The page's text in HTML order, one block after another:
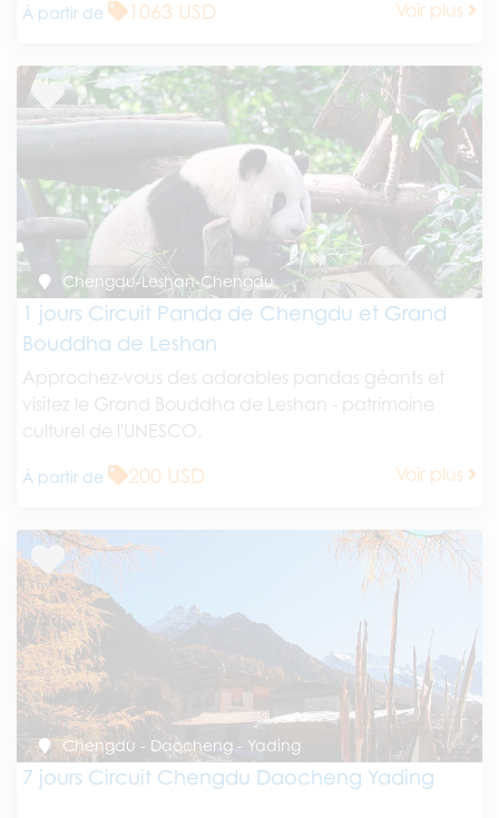
À partir de 1063 USD Voir plus
Chengdu-Leshan-Chengdu
1 jours Circuit Panda de Chengdu et Grand
Bouddha de Leshan
Approchez-vous des adorables pandas géants et
visitez le Grand Bouddha de Leshan - patrimoine
culturel de l'UNESCO.
À partir de 200 USD Voir plus
Chengdu - Daocheng - Yading
7 jours Circuit Chengdu Daocheng Yading